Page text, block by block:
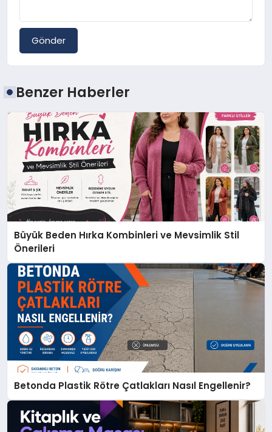
Gönder
Benzer Haberler
Büyük Beden Hırka Kombinleri ve Mevsimlik Stil
Önerileri
Betonda Plastik Rötre Çatlakları Nasıl Engellenir?